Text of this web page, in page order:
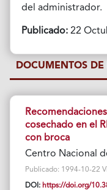
del administrador.
Publicado:22
DOCUMENTOS
cosechado en el
con broca
Centro Nacional
Publicado: 1994-10-22
DOI: https://doi.org/